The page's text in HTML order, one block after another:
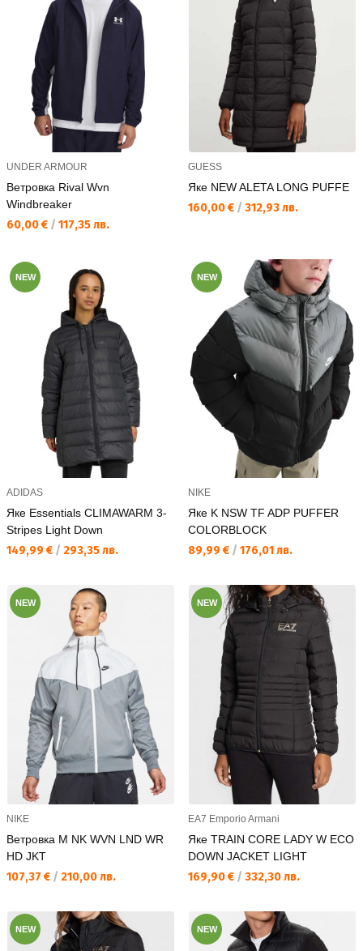
UNDER ARMOUR
Ветровка Rival Wvn
Windbreaker
Текуща цена:
60,00 € / 117,35 лв.
GUESS
Яке NEW ALETA LONG PUFFE
Текуща цена:
160,00 € / 312,93 лв.
NEW
ADIDAS
Яке Essentials CLIMAWARM 3-
Stripes Light Down
Текуща цена:
149,99 € / 293,35 лв.
NEW
NIKE
Яке K NSW TF ADP PUFFER
COLORBLOCK
Текуща цена:
89,99 € / 176,01 лв.
NEW
NIKE
Ветровка M NK WVN LND WR
HD JKT
Текуща цена:
107,37 € / 210,00 лв.
NEW
EA7 Emporio Armani
Яке TRAIN CORE LADY W ECO
DOWN JACKET LIGHT
Текуща цена:
169,90 € / 332,30 лв.
NEW NEW